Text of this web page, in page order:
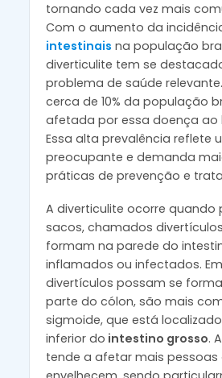
tornando cada vez mais
Com o aumento da
intestinais na população
diverticulite tem se
problema de saúde
cerca de 10% da população
afetada por essa doença ao
Essa alta prevalência reflete
preocupante e demanda
práticas de prevenção e
A diverticulite ocorre quando
sacos, chamados
formam na parede do
inflamados ou infectados.
divertículos possam se
parte do cólon, são mais
sigmoide, que está
inferior do intestino grosso.
tende a afetar mais pessoas